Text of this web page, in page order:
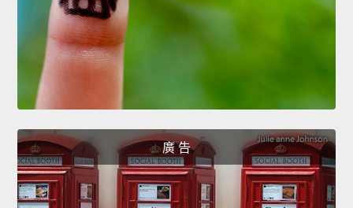
廣 告